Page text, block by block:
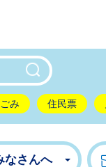
ごみ 住民票
なさんへ